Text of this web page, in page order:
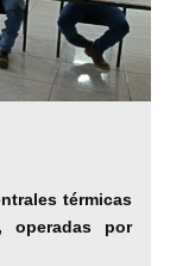
térmicas
operadas por